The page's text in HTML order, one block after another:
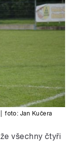
foto: Jan Kučera
všechny čtyři